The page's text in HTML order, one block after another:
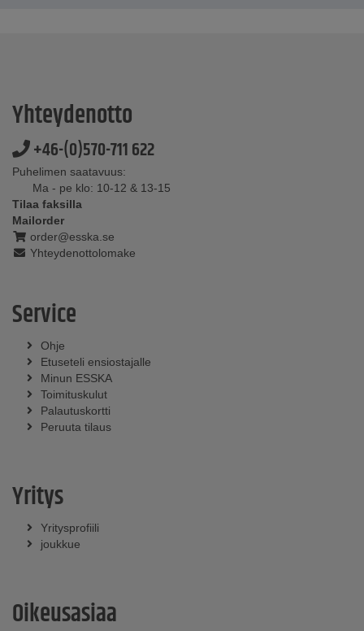
Yhteydenotto
+46-(0)570-711 622
Puhelimen saatavuus:
Ma - pe klo: 10-12 & 13-15
Tilaa faksilla
Mailorder
order@esska.se
Yhteydenottolomake
Service
Ohje
Etuseteli ensiostajalle
Minun ESSKA
Toimituskulut
Palautuskortti
Peruuta tilaus
Yritys
Yritysprofiili
joukkue
Oikeusasiaa